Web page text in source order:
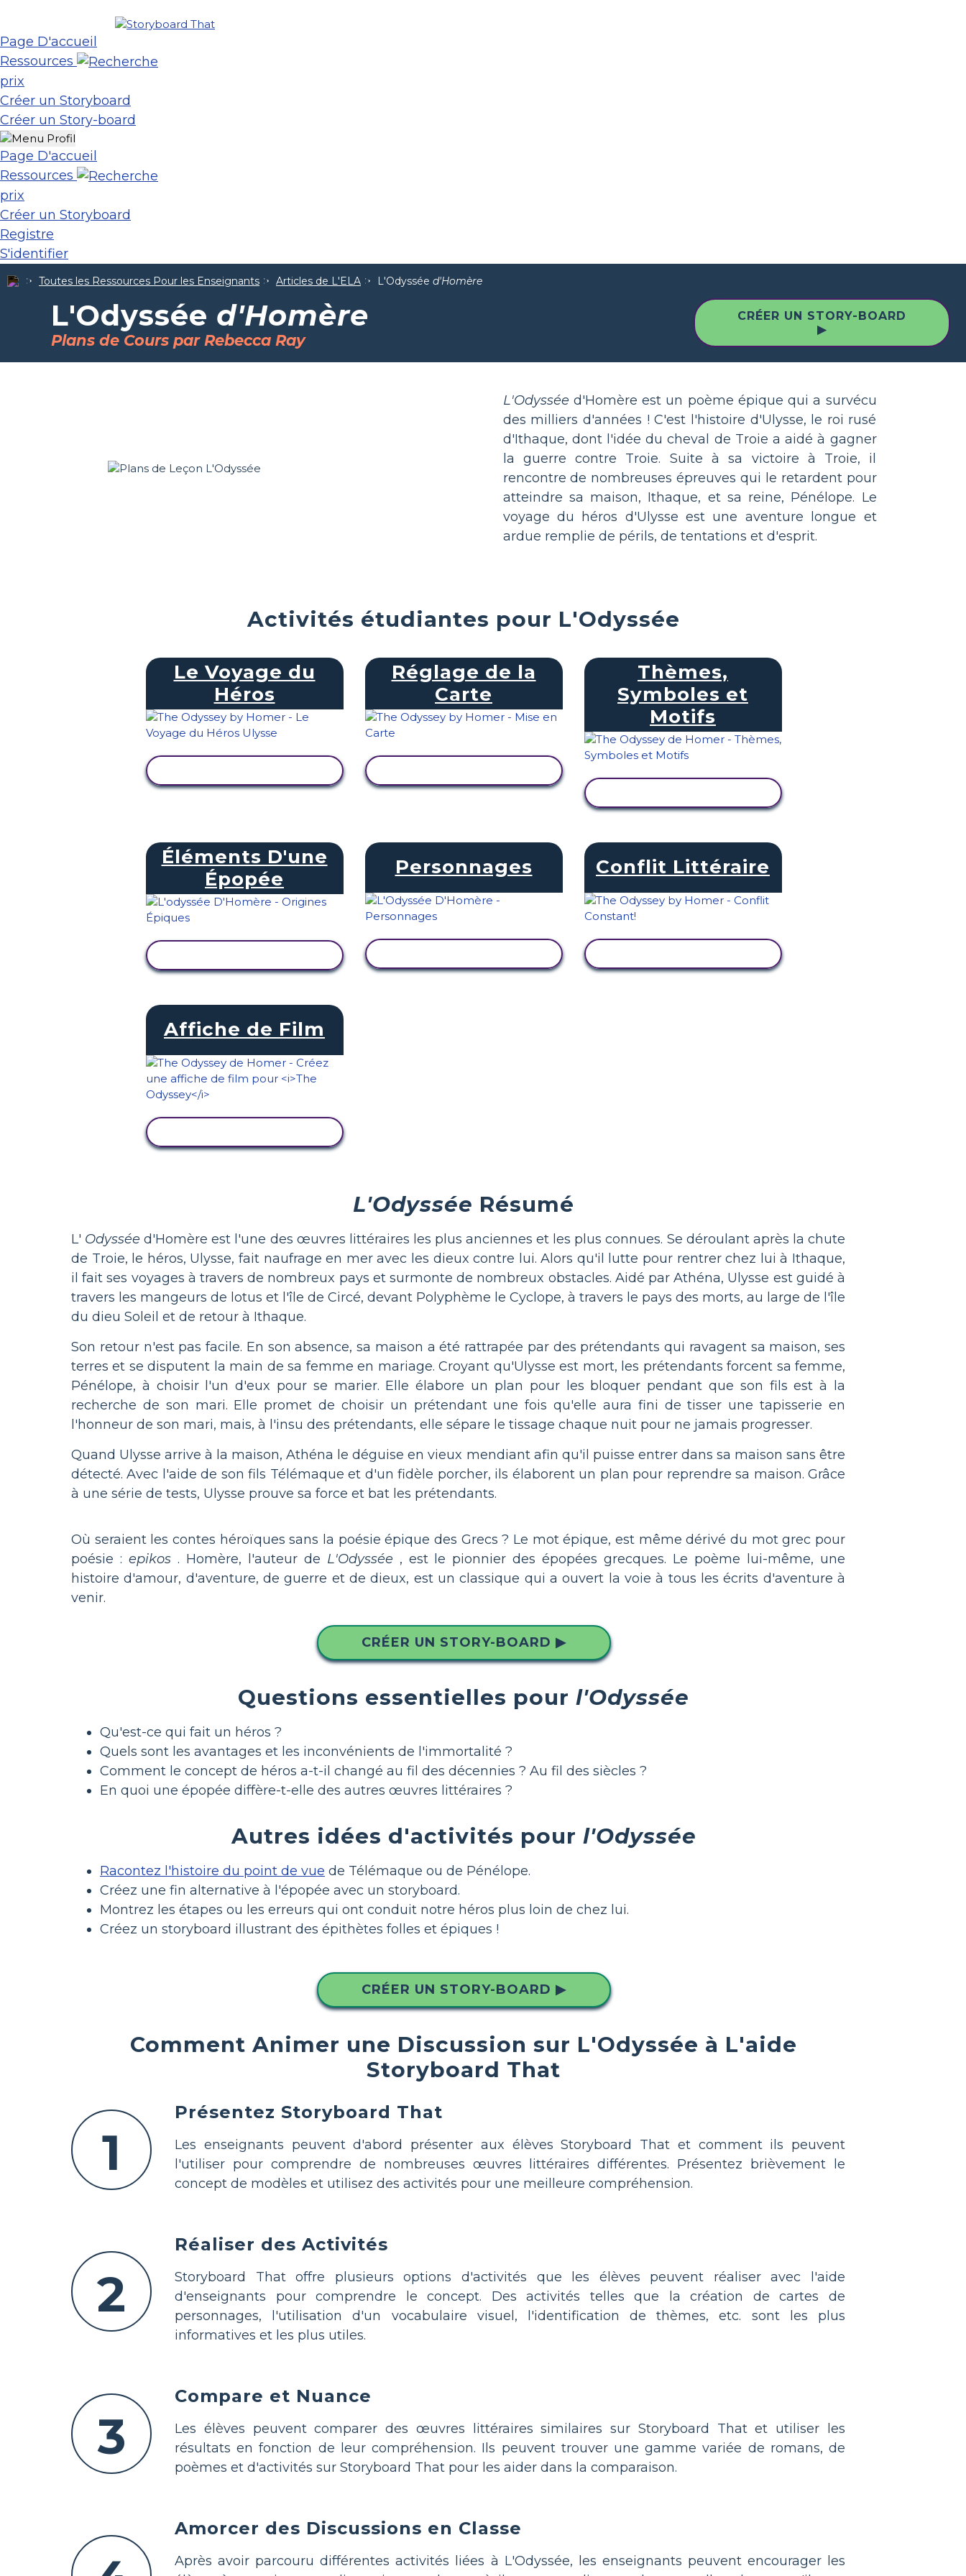
Page D'accueil
Ressources
prix
Créer un Storyboard
Créer un Story-board
Page D'accueil
Ressources
prix
Créer un Storyboard
Registre
S'identifier
Toutes les Ressources Pour les Enseignants Articles de L'ELA L'Odyssée d'Homère
L'Odyssée d'Homère
Plans de Cours par Rebecca Ray
CRÉER UN STORY-BOARD
▶
L'Odyssée d'Homère est un poème épique qui a survécu
des milliers d'années ! C'est l'histoire d'Ulysse, le roi rusé
d'Ithaque, dont l'idée du cheval de Troie a aidé à gagner
la guerre contre Troie. Suite à sa victoire à Troie, il
rencontre de nombreuses épreuves qui le retardent pour
atteindre sa maison, Ithaque, et sa reine, Pénélope. Le
voyage du héros d'Ulysse est une aventure longue et
ardue remplie de périls, de tentations et d'esprit.
Activités étudiantes pour L'Odyssée
Le Voyage du
Héros
Réglage de la
Carte
Thèmes,
Symboles et
Motifs
Éléments D'une
Épopée
Personnages Conflit Littéraire
Affiche de Film
L'Odyssée Résumé
L' Odyssée d'Homère est l'une des œuvres littéraires les plus anciennes et les plus connues. Se déroulant après la chute
de Troie, le héros, Ulysse, fait naufrage en mer avec les dieux contre lui. Alors qu'il lutte pour rentrer chez lui à Ithaque,
il fait ses voyages à travers de nombreux pays et surmonte de nombreux obstacles. Aidé par Athéna, Ulysse est guidé à
travers les mangeurs de lotus et l'île de Circé, devant Polyphème le Cyclope, à travers le pays des morts, au large de l'île
du dieu Soleil et de retour à Ithaque.
Son retour n'est pas facile. En son absence, sa maison a été rattrapée par des prétendants qui ravagent sa maison, ses
terres et se disputent la main de sa femme en mariage. Croyant qu'Ulysse est mort, les prétendants forcent sa femme,
Pénélope, à choisir l'un d'eux pour se marier. Elle élabore un plan pour les bloquer pendant que son fils est à la
recherche de son mari. Elle promet de choisir un prétendant une fois qu'elle aura fini de tisser une tapisserie en
l'honneur de son mari, mais, à l'insu des prétendants, elle sépare le tissage chaque nuit pour ne jamais progresser.
Quand Ulysse arrive à la maison, Athéna le déguise en vieux mendiant afin qu'il puisse entrer dans sa maison sans être
détecté. Avec l'aide de son fils Télémaque et d'un fidèle porcher, ils élaborent un plan pour reprendre sa maison. Grâce
à une série de tests, Ulysse prouve sa force et bat les prétendants.
Où seraient les contes héroïques sans la poésie épique des Grecs ? Le mot épique, est même dérivé du mot grec pour
poésie : epikos. Homère, l'auteur de L'Odyssée , est le pionnier des épopées grecques. Le poème lui-même, une
histoire d'amour, d'aventure, de guerre et de dieux, est un classique qui a ouvert la voie à tous les écrits d'aventure à
venir.
CRÉER UN STORY-BOARD ▶
Questions essentielles pour l'Odyssée
Qu'est-ce qui fait un héros ?
Quels sont les avantages et les inconvénients de l'immortalité ?
Comment le concept de héros a-t-il changé au fil des décennies ? Au fil des siècles ?
En quoi une épopée diffère-t-elle des autres œuvres littéraires ?
Autres idées d'activités pour l'Odyssée
Racontez l'histoire du point de vue de Télémaque ou de Pénélope.
Créez une fin alternative à l'épopée avec un storyboard.
Montrez les étapes ou les erreurs qui ont conduit notre héros plus loin de chez lui.
Créez un storyboard illustrant des épithètes folles et épiques !
CRÉER UN STORY-BOARD ▶
Comment Animer une Discussion sur L'Odyssée à L'aide
Storyboard That
1
Présentez Storyboard That
Les enseignants peuvent d'abord présenter aux élèves Storyboard That et comment ils peuvent
l'utiliser pour comprendre de nombreuses œuvres littéraires différentes. Présentez brièvement le
concept de modèles et utilisez des activités pour une meilleure compréhension.
2
Réaliser des Activités
Storyboard That offre plusieurs options d'activités que les élèves peuvent réaliser avec l'aide
d'enseignants pour comprendre le concept. Des activités telles que la création de cartes de
personnages, l'utilisation d'un vocabulaire visuel, l'identification de thèmes, etc. sont les plus
informatives et les plus utiles.
3
Compare et Nuance
Les élèves peuvent comparer des œuvres littéraires similaires sur Storyboard That et utiliser les
résultats en fonction de leur compréhension. Ils peuvent trouver une gamme variée de romans, de
poèmes et d'activités sur Storyboard That pour les aider dans la comparaison.
Amorcer des Discussions en Classe
Après avoir parcouru différentes activités liées à L'Odyssée, les enseignants peuvent encourager les